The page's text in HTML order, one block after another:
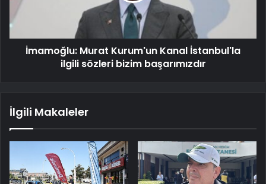
İmamoğlu: Murat Kurum'un Kanal İstanbul'la
ilgili sözleri bizim başarımızdır
İlgili Makaleler